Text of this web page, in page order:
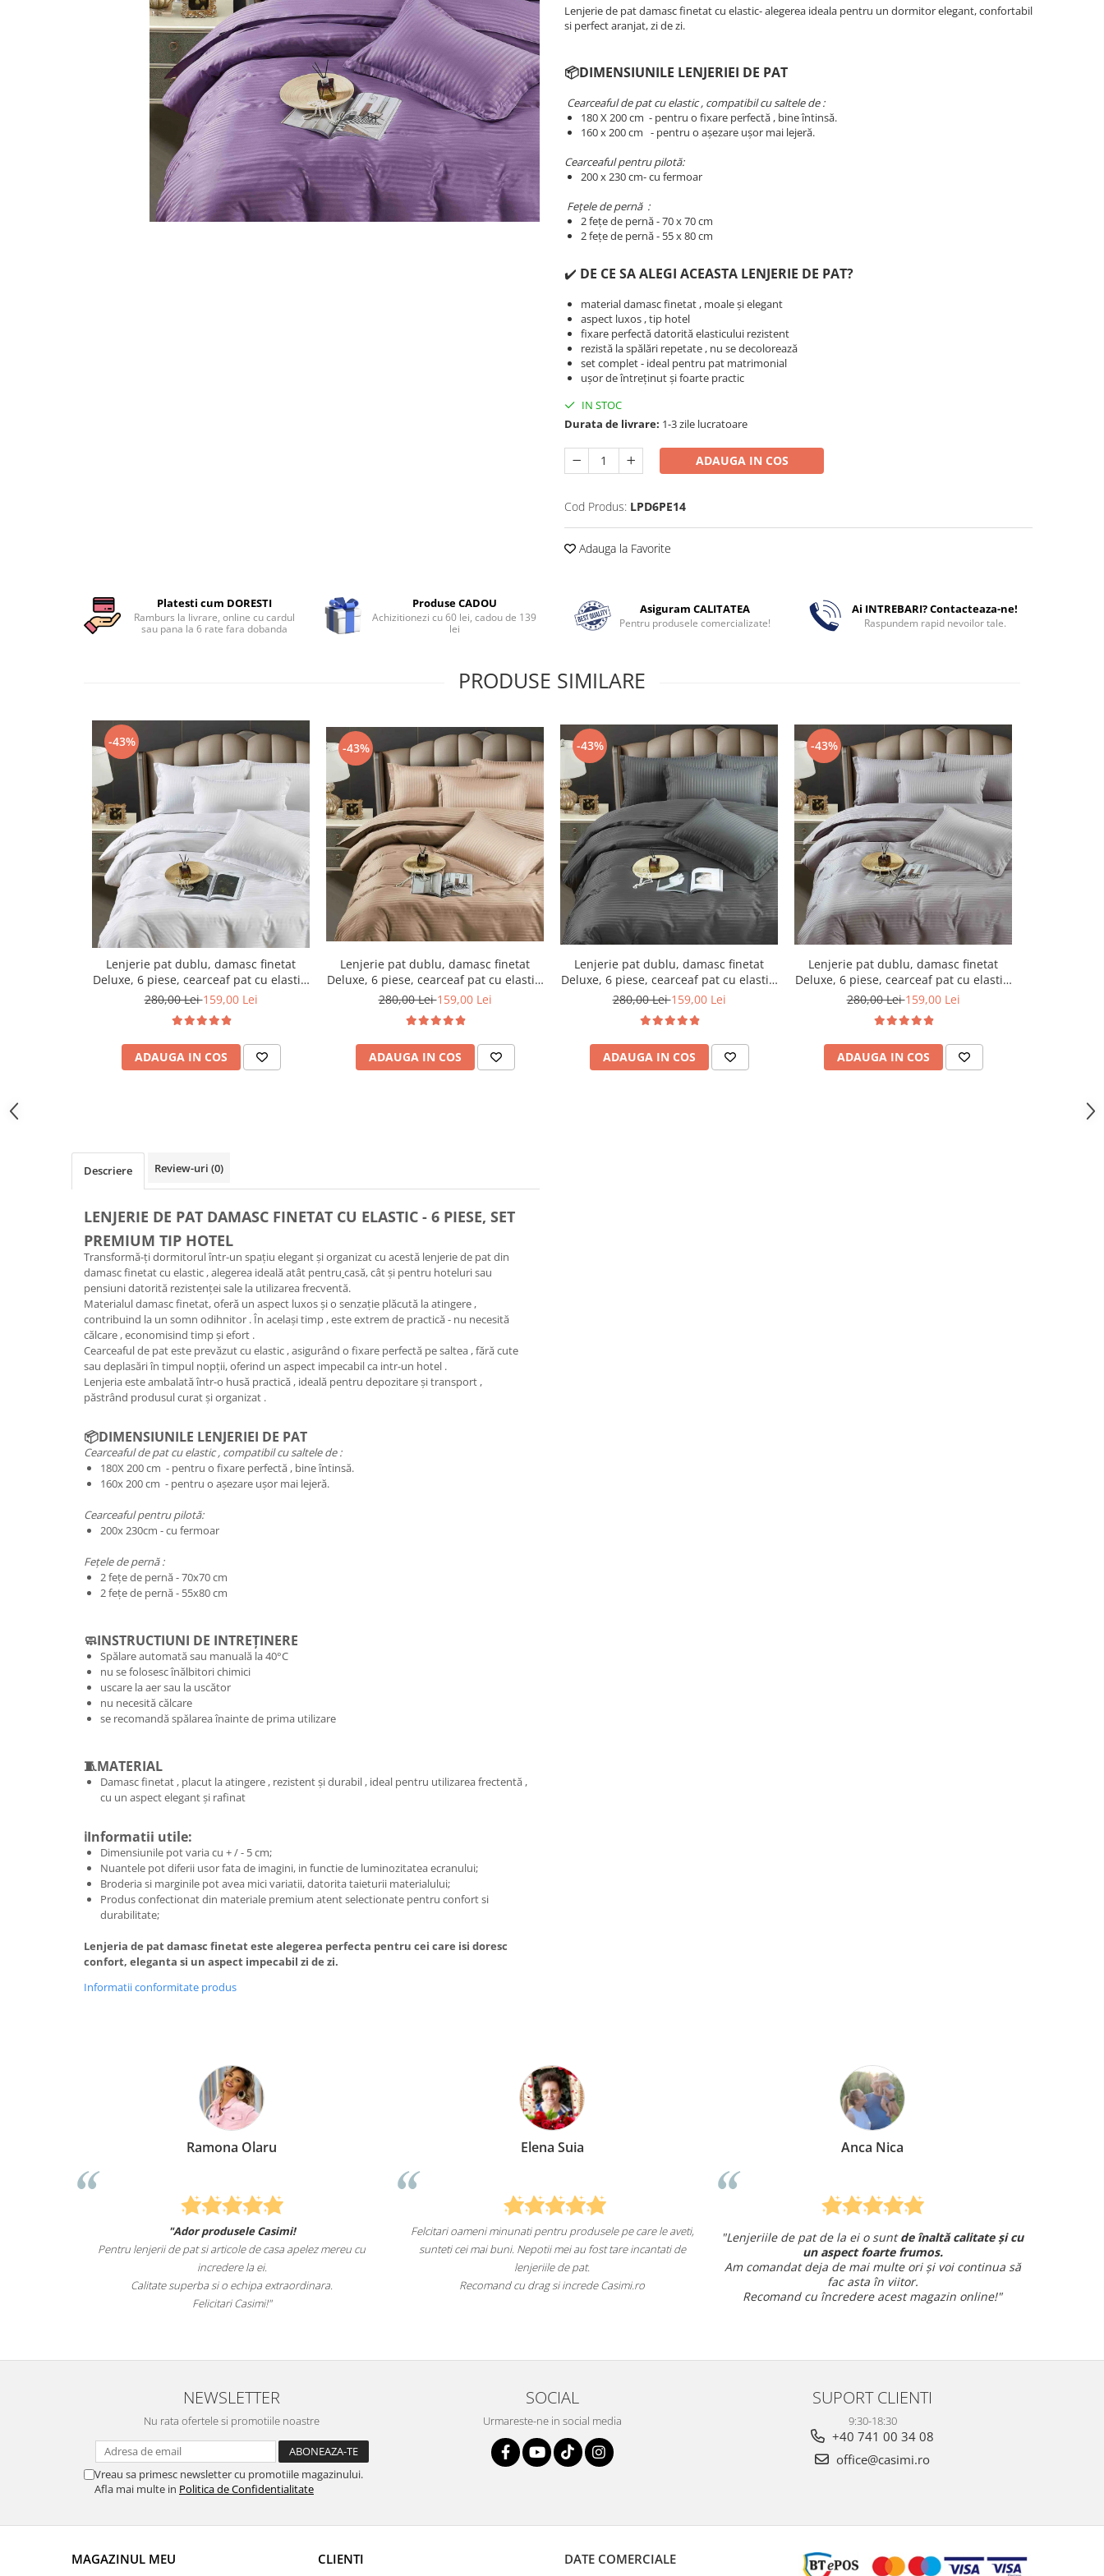
Lenjerii De Pat Creponate
Lenjerii De Pat Bumbac Poplin 2
Lenjerii De Pat Bumbac Poplin,
Lenjerii De Pat Bumbac Satinat 2
Lenjerii De Pat Damasc 1 Persoana
Lenjerii De Pat, Imprimeu 3D, 1
Lenjerie de pat damasc finetat cu elastic- alegerea ideala pentru un dormitor elegant, confortabil
si perfect aranjat, zi de zi.
📦DIMENSIUNILE LENJERIEI DE PAT
Cearceaful de pat cu elastic , compatibil cu saltele de :
180 X 200 cm - pentru o fixare perfectă , bine întinsă.
​​​​160 x 200 cm - pentru o așezare ușor mai lejeră.
Cearceaful pentru pilotă:
200 x 230 cm- cu fermoar
Fețele de pernă :
2 fețe de pernă - 70 x 70 cm
2 fețe de pernă - 55 x 80 cm
✔️ DE CE SA ALEGI ACEASTA LENJERIE DE PAT?
material damasc finetat , moale și elegant
aspect luxos , tip hotel
fixare perfectă datorită elasticului rezistent
rezistă la spălări repetate , nu se decolorează
set complet - ideal pentru pat matrimonial
ușor de întreținut și foarte practic
IN STOC
Durata de livrare: 1-3 zile lucratoare
ADAUGA IN COS
Cod Produs: LPD6PE14
Adauga la Favorite
Platesti cum DORESTI
Ramburs la livrare, online cu cardul
sau pana la 6 rate fara dobanda
Produse CADOU
Achizitionezi cu 60 lei, cadou de 139
lei
Asiguram CALITATEA
Pentru produsele comercializate!
Ai INTREBARI? Contacteaza-ne!
Raspundem rapid nevoilor tale.
PRODUSE SIMILARE
-43%
Lenjerie pat dublu, damasc finetat
Deluxe, 6 piese, cearceaf pat cu elastic,
Alb
280,00 Lei159,00 Lei
ADAUGA IN COS
-43%
Lenjerie pat dublu, damasc finetat
Deluxe, 6 piese, cearceaf pat cu elastic,
Maro
280,00 Lei159,00 Lei
ADAUGA IN COS
-43%
Lenjerie pat dublu, damasc finetat
Deluxe, 6 piese, cearceaf pat cu elastic,
Gri Inchis
280,00 Lei159,00 Lei
ADAUGA IN COS
-43%
Lenjerie pat dublu, damasc finetat
Deluxe, 6 piese, cearceaf pat cu elastic,
Gri Deschis
280,00 Lei159,00 Lei
ADAUGA IN COS
Descriere Review-uri (0)
LENJERIE DE PAT DAMASC FINETAT CU ELASTIC - 6 PIESE, SET
PREMIUM TIP HOTEL
Transformă-ți dormitorul într-un spațiu elegant și organizat cu acestă lenjerie de pat din
damasc finetat cu elastic , alegerea ideală atât pentru casă, cât și pentru hoteluri sau
pensiuni datorită rezistenței sale la utilizarea frecventă.
Materialul damasc finetat, oferă un aspect luxos și o senzație plăcută la atingere ,
contribuind la un somn odihnitor . În același timp , este extrem de practică - nu necesită
călcare , economisind timp și efort .
Cearceaful de pat este prevăzut cu elastic , asigurând o fixare perfectă pe saltea , fără cute
sau deplasări în timpul nopții, oferind un aspect impecabil ca intr-un hotel .
Lenjeria este ambalată într-o husă practică , ideală pentru depozitare și transport ,
păstrând produsul curat și organizat .
📦DIMENSIUNILE LENJERIEI DE PAT
Cearceaful de pat cu elastic , compatibil cu saltele de :
180X 200 cm - pentru o fixare perfectă , bine întinsă.
160x 200 cm - pentru o așezare ușor mai lejeră.
Cearceaful pentru pilotă:
200x 230cm - cu fermoar
Fețele de pernă :
2 fețe de pernă - 70x70 cm
2 fețe de pernă - 55x80 cm
🧼INSTRUCTIUNI DE INTREȚINERE
Spălare automată sau manuală la 40°C
nu se folosesc înălbitori chimici
uscare la aer sau la uscător
nu necesită călcare
se recomandă spălarea înainte de prima utilizare
🧵MATERIAL
Damasc finetat , placut la atingere , rezistent și durabil , ideal pentru utilizarea frectentă ,
cu un aspect elegant și rafinat
ℹ️Informatii utile:
Dimensiunile pot varia cu + / - 5 cm;
Nuantele pot diferii usor fata de imagini, in functie de luminozitatea ecranului;
Broderia si marginile pot avea mici variatii, datorita taieturii materialului;
Produs confectionat din materiale premium atent selectionate pentru confort si
durabilitate;
Lenjeria de pat damasc finetat este alegerea perfecta pentru cei care isi doresc
confort, eleganta si un aspect impecabil zi de zi.
Informatii conformitate produs
casa apelez mereu cu
Felcitari oameni minunati pentru produsele pe care le aveti,
sunteti cei mai buni. Nepotii mei au fost tare incantati de
Recomand cu drag si increde Casimi.ro
"Lenjeriile de pat de la ei o suntde înaltă calitate și cu
un aspect foarte frumos.
Am comandat deja de mai multe ori și voi continua să
fac asta în viitor.
Recomand cu încredere acest magazin online!"
Mirela Vermesan
Am comandat o lenjerie de pat pentru cadou
și am avut o întrebare șiam primit un răspuns rapid și
amabil.
Sunt foarte mulțumită!
NEWSLETTER
Nu rata ofertele si promotiile noastre
Vreau sa primesc newsletter cu promotiile magazinului.
Afla mai multe in Politica de Confidentialitate
SOCIAL
Urmareste-ne in social media
SUPORT CLIENTI
9:30-18:30
+40 741 00 34 08
office@casimi.ro
MAGAZINUL MEU CLIENTI DATE COMERCIALE